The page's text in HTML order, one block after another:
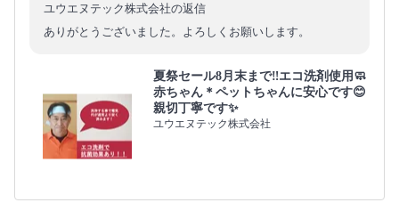
ユウエヌテック株式会社の返信
ありがとうございました。よろしくお願いします。
夏祭セール8月末まで‼エコ洗剤使用🧼
赤ちゃん＊ペットちゃんに安心です😊
親切丁寧です✨
ユウエヌテック株式会社